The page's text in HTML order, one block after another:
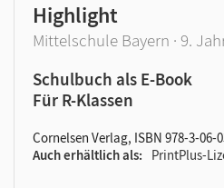
Highlight
Mittelschule Bayern · 9.
Schulbuch als E-Book
Für R-Klassen
Cornelsen Verlag, ISBN 978-3-06-
Auch erhältlich als
PrintPlus-